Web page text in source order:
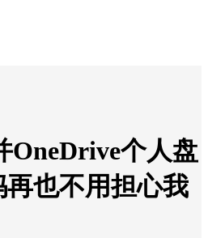
OneDrive个人盘
也不用担心我